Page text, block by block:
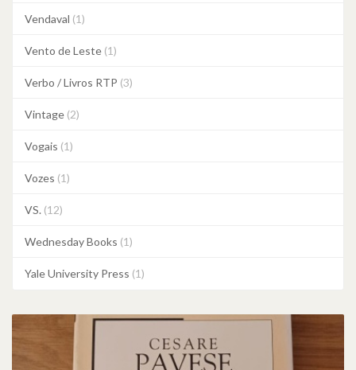
Vendaval (1)
Vento de Leste (1)
Verbo / Livros RTP (3)
Vintage (2)
Vogais (1)
Vozes (1)
VS. (12)
Wednesday Books (1)
Yale University Press (1)